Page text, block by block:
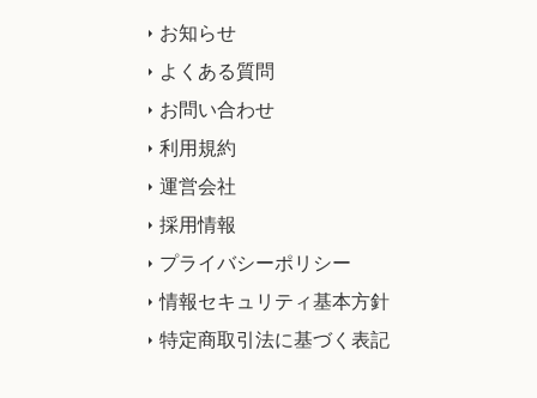
お知らせ
よくある質問
お問い合わせ
利用規約
運営会社
採用情報
プライバシーポリシー
情報セキュリティ基本方針
特定商取引法に基づく表記